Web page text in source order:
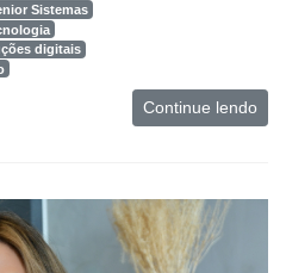
Sistemas
digitais
Continue lendo